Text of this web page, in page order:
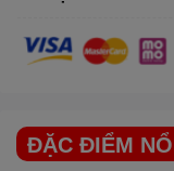
ĐẶC ĐIỂM